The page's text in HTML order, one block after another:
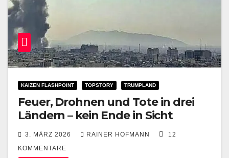
KAIZEN FLASHPOINT TOPSTORY TRUMPLAND
Feuer, Drohnen und Tote in drei
Ländern – kein Ende in Sicht
3. MÄRZ 2026 RAINER HOFMANN
12
KOMMENTARE